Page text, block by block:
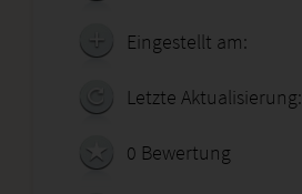
Eingestellt am:
Letzte Aktualisierung:
0 Bewertung